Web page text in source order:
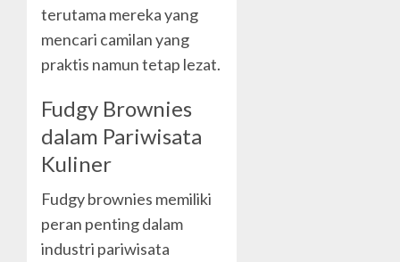
terutama mereka yang
mencari camilan yang
praktis namun tetap lezat.
Fudgy Brownies
dalam Pariwisata
Kuliner
Fudgy brownies memiliki
peran penting dalam
industri pariwisata